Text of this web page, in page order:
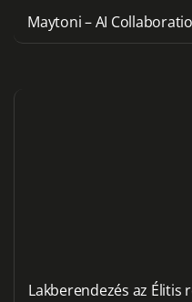
Maytoni – AI
Lakberendezés az Élitis